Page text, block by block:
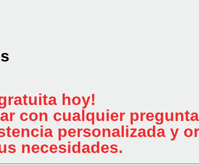
hoy!
con cualquier
personalizada y
necesidades.